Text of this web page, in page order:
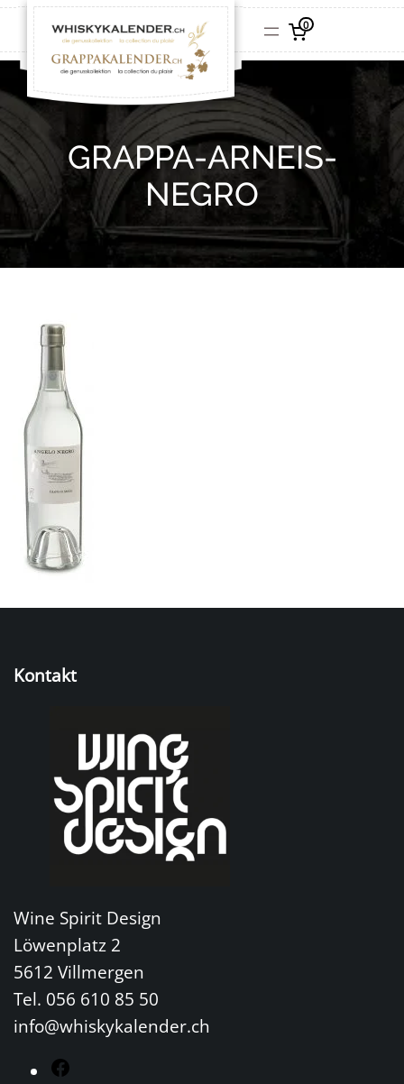
0
GRAPPA-ARNEIS-
NEGRO
Kontakt
Wine Spirit Design
Löwenplatz 2
5612 Villmergen
Tel. 056 610 85 50
info@whiskykalender.ch